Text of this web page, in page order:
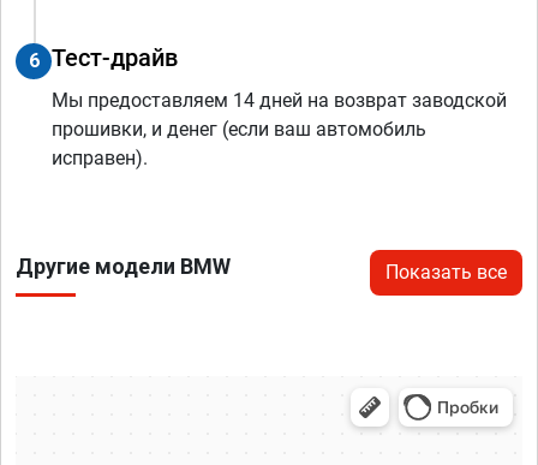
6 Тест-драйв
Мы предоставляем 14 дней на возврат заводской
прошивки, и денег (если ваш автомобиль
исправен).
Другие модели BMW Показать все